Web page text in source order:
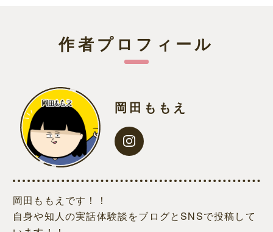
作者プロフィール
岡田ももえ
岡田ももえです！！
自身や知人の実話体験談をブログとSNSで投稿して